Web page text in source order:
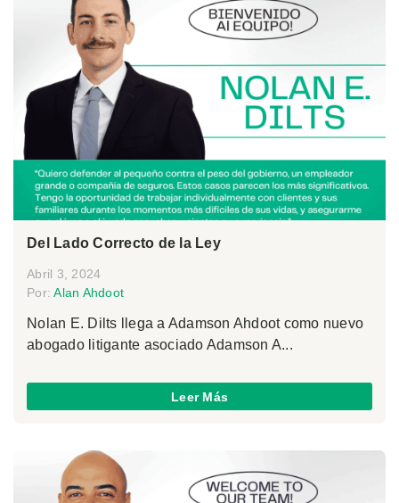
Del Lado Correcto de la Ley
Abril 3, 2024
Por:Alan Ahdoot
Nolan E. Dilts llega a Adamson Ahdoot como nuevo
abogado litigante asociado Adamson A...
Leer Más